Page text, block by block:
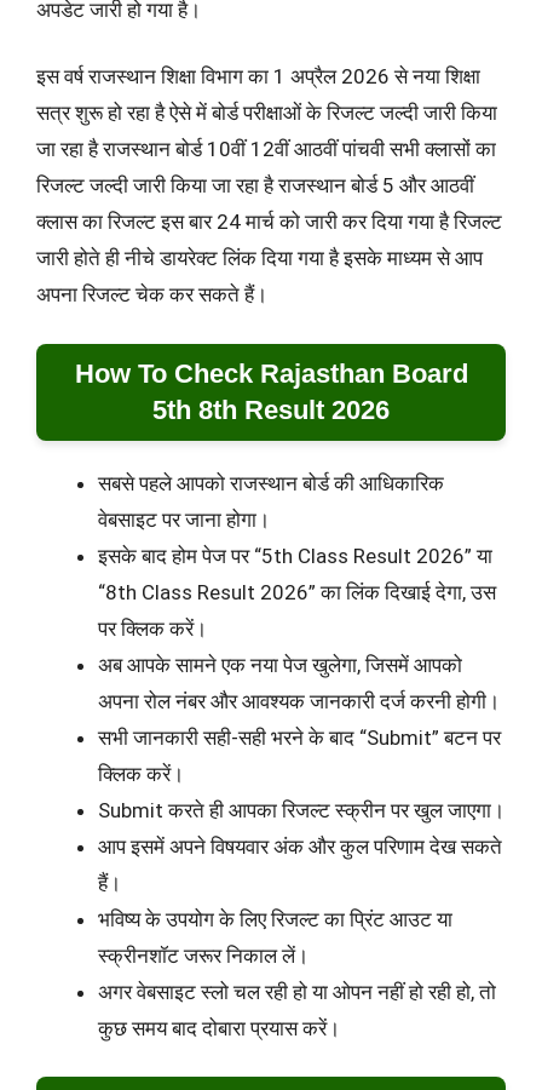
अपडेट जारी हो गया है।
इस वर्ष राजस्थान शिक्षा विभाग का 1 अप्रैल 2026 से नया शिक्षा
सत्र शुरू हो रहा है ऐसे में बोर्ड परीक्षाओं के रिजल्ट जल्दी जारी किया
जा रहा है राजस्थान बोर्ड 10वीं 12वीं आठवीं पांचवी सभी क्लासों का
रिजल्ट जल्दी जारी किया जा रहा है राजस्थान बोर्ड 5 और आठवीं
क्लास का रिजल्ट इस बार 24 मार्च को जारी कर दिया गया है रिजल्ट
जारी होते ही नीचे डायरेक्ट लिंक दिया गया है इसके माध्यम से आप
अपना रिजल्ट चेक कर सकते हैं।
How To Check Rajasthan Board
5th 8th Result 2026
सबसे पहले आपको राजस्थान बोर्ड की आधिकारिक
वेबसाइट पर जाना होगा।
इसके बाद होम पेज पर “5th Class Result 2026” या
“8th Class Result 2026” का लिंक दिखाई देगा, उस
पर क्लिक करें।
अब आपके सामने एक नया पेज खुलेगा, जिसमें आपको
अपना रोल नंबर और आवश्यक जानकारी दर्ज करनी होगी।
सभी जानकारी सही-सही भरने के बाद “Submit” बटन पर
क्लिक करें।
Submit करते ही आपका रिजल्ट स्क्रीन पर खुल जाएगा।
आप इसमें अपने विषयवार अंक और कुल परिणाम देख सकते
हैं।
भविष्य के उपयोग के लिए रिजल्ट का प्रिंट आउट या
स्क्रीनशॉट जरूर निकाल लें।
अगर वेबसाइट स्लो चल रही हो या ओपन नहीं हो रही हो, तो
कुछ समय बाद दोबारा प्रयास करें।